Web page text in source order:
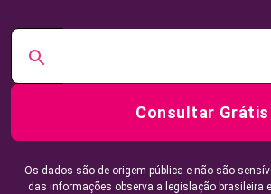
Consultar Grátis
Os dados são de origem pública e não são
das informações observa a legislação brasileira